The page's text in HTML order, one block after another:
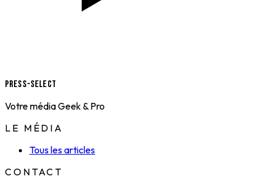
Press-Select
Votre média Geek & Pro
LE MÉDIA
Tous les articles
CONTACT